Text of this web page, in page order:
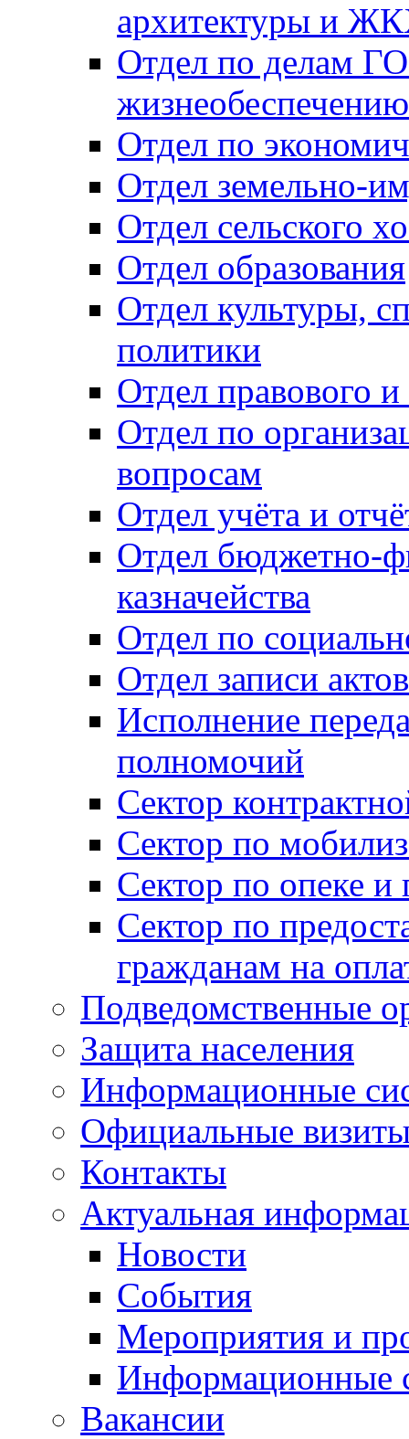
архитектуры и
Отдел по делам
Отдел по
Отдел земельно-
Отдел сельского
Отдел образования
Отдел культуры,
политики
Отдел правового
Отдел по
вопросам
Отдел учёта и
Отдел бюджетно-
казначейства
Отдел по
Отдел записи
Исполнение
полномочий
Сектор
Сектор по
Сектор по опеке и
Сектор по
гражданам на
Подведомственные
Защита населения
Информационные
Официальные
Контакты
Актуальная
Новости
События
Мероприятия и
Информационные
Вакансии